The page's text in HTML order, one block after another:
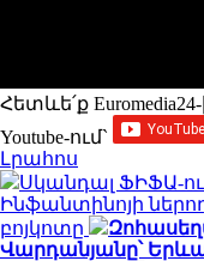
Հետևե՛ք
Youtube-ում`
Լրահոս
Սկանդալ ՖԻՖԱ-
Ինֆանտինոյի
բոյկոտը
Վարդանյանը՝